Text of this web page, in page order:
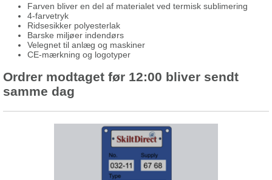
Farven bliver en del af materialet ved termisk sublimering
4-farvetryk
Ridsesikker polyesterlak
Barske miljøer indendørs
Velegnet til anlæg og maskiner
CE-mærkning og logotyper
Ordrer modtaget før 12:00 bliver sendt
samme dag